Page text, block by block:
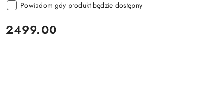
Powiadom gdy produkt będzie dostępny
cena:
2499.00